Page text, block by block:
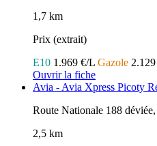
1,7 km
Prix (extrait)
E10 1.969 €/L Gazole
Ouvrir la fiche
Avia - Avia Xpress Picoty
Route Nationale 188
2,5 km